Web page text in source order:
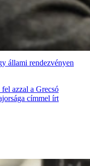
állami rendezvényen
azzal a Grecsó
címmel írt